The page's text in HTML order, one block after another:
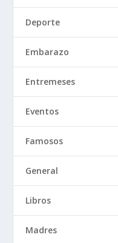
Deporte
Embarazo
Entremeses
Eventos
Famosos
General
Libros
Madres